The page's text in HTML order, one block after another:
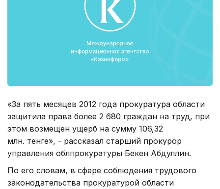
«За пять месяцев 2012 года прокуратура области
защитила права более 2 680 граждан на труд, при
этом возмещен ущерб на сумму 106,32
млн. тенге», - рассказал старший прокурор
управления облпрокуратуры Бекен Абдуллин.
По его словам, в сфере соблюдения трудового
законодательства прокуратурой области